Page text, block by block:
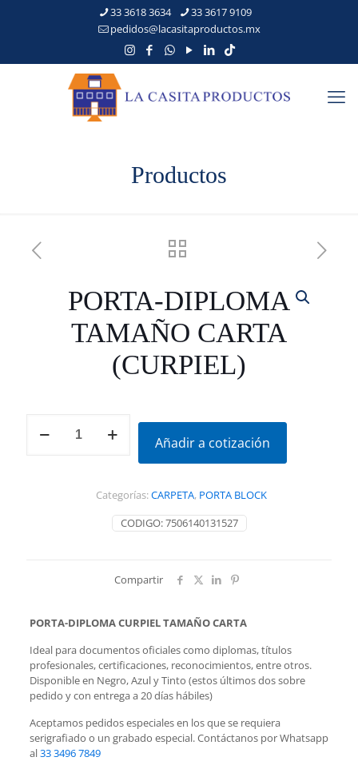
33 3618 3634
33 3617 9109
pedidos@lacasitaproductos.mx
Productos
PORTA-DIPLOMA
TAMAÑO CARTA
(CURPIEL)
DIPLOMA
Añadir a cotización
CODIGO:7506140131527
Categorías:CARPETA, PORTA BLOCK
Compartir
PORTA-DIPLOMA CURPIEL TAMAÑO CARTA
Ideal para documentos oficiales como diplomas, títulos
profesionales, certificaciones, reconocimientos, entre otros.
Disponible en Negro, Azul y Tinto (estos últimos dos sobre
pedido y con entrega a 20 días hábiles)
Aceptamos pedidos especiales en los que se requiera
serigrafiado o un grabado especial. Contáctanos por Whatsapp
al33 3496 7849